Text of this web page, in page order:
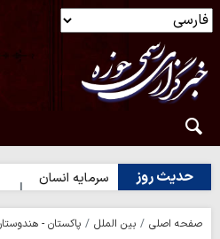
حدیث روز
روز | بهترین سرمایه انسان
صفحه اصلی بین الملل
پاکستان -